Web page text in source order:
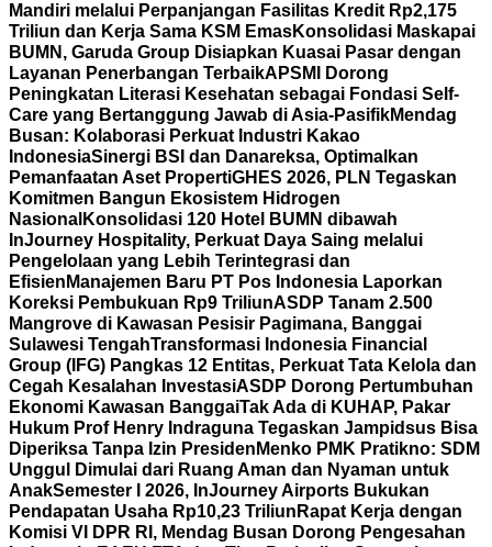
Mandiri melalui Perpanjangan Fasilitas Kredit Rp2,175
Triliun dan Kerja Sama KSM EmasKonsolidasi Maskapai
BUMN, Garuda Group Disiapkan Kuasai Pasar dengan
Layanan Penerbangan TerbaikAPSMI Dorong
Peningkatan Literasi Kesehatan sebagai Fondasi Self-
Care yang Bertanggung Jawab di Asia-PasifikMendag
Busan: Kolaborasi Perkuat Industri Kakao
IndonesiaSinergi BSI dan Danareksa, Optimalkan
Pemanfaatan Aset PropertiGHES 2026, PLN Tegaskan
Komitmen Bangun Ekosistem Hidrogen
Nasional Konsolidasi 120 Hotel BUMN dibawah
InJourney Hospitality, Perkuat Daya Saing melalui
Pengelolaan yang Lebih Terintegrasi dan
Efisien Manajemen Baru PT Pos Indonesia Laporkan
Koreksi Pembukuan Rp9 TriliunASDP Tanam 2.500
Mangrove di Kawasan Pesisir Pagimana, Banggai
Sulawesi TengahTransformasi Indonesia Financial
Group (IFG) Pangkas 12 Entitas, Perkuat Tata Kelola dan
Cegah Kesalahan InvestasiASDP Dorong Pertumbuhan
Ekonomi Kawasan BanggaiTak Ada di KUHAP, Pakar
Hukum Prof Henry Indraguna Tegaskan Jampidsus Bisa
Diperiksa Tanpa Izin Presiden Menko PMK Pratikno: SDM
Unggul Dimulai dari Ruang Aman dan Nyaman untuk
AnakSemester I 2026, InJourney Airports Bukukan
Pendapatan Usaha Rp10,23 Triliun Rapat Kerja dengan
Komisi VI DPR RI, Mendag Busan Dorong Pengesahan